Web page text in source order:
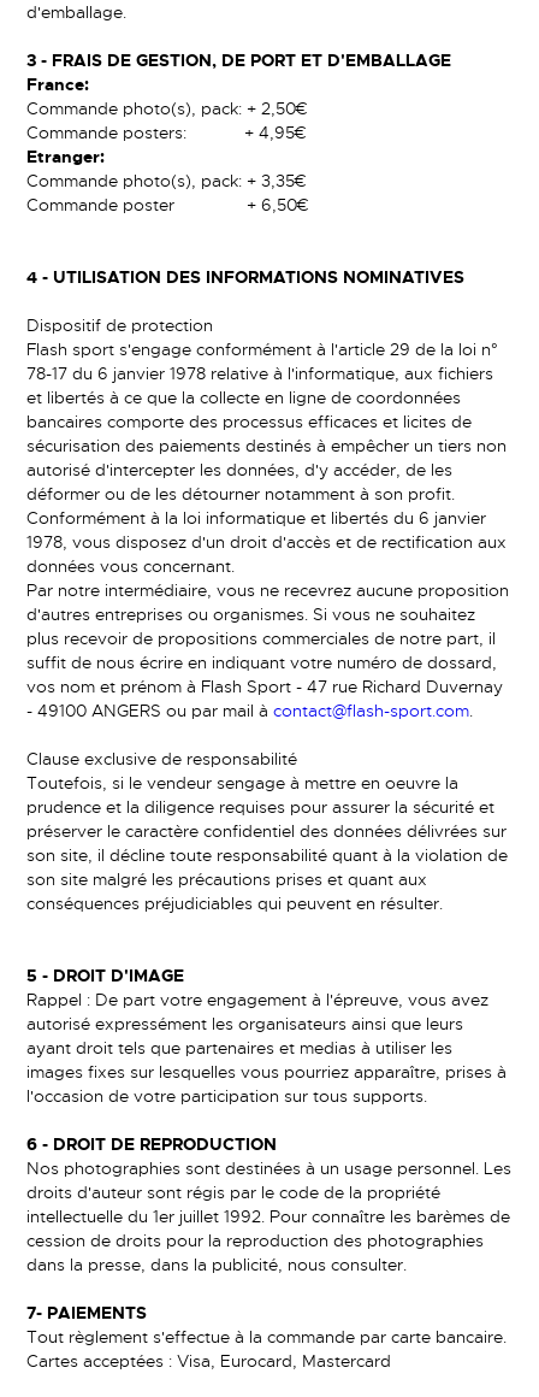
d'emballage.
3 - FRAIS DE GESTION, DE PORT ET D'EMBALLAGE
France:
Commande photo(s), pack: + 2,50€
Commande posters: + 4,95€
Etranger:
Commande photo(s), pack: + 3,35€
Commande poster + 6,50€
4 - UTILISATION DES INFORMATIONS NOMINATIVES
Dispositif de protection
Flash sport s'engage conformément à l'article 29 de la loi n°
78-17 du 6 janvier 1978 relative à l'informatique, aux fichiers
et libertés à ce que la collecte en ligne de coordonnées
bancaires comporte des processus efficaces et licites de
sécurisation des paiements destinés à empêcher un tiers non
autorisé d'intercepter les données, d'y accéder, de les
déformer ou de les détourner notamment à son profit.
Conformément à la loi informatique et libertés du 6 janvier
1978, vous disposez d'un droit d'accès et de rectification aux
données vous concernant.
Par notre intermédiaire, vous ne recevrez aucune proposition
d'autres entreprises ou organismes. Si vous ne souhaitez
plus recevoir de propositions commerciales de notre part, il
suffit de nous écrire en indiquant votre numéro de dossard,
vos nom et prénom à Flash Sport - 47 rue Richard Duvernay
- 49100 ANGERS ou par mail àcontact@flash-sport.com.
Clause exclusive de responsabilité
Toutefois, si le vendeur sengage à mettre en oeuvre la
prudence et la diligence requises pour assurer la sécurité et
préserver le caractère confidentiel des données délivrées sur
son site, il décline toute responsabilité quant à la violation de
son site malgré les précautions prises et quant aux
conséquences préjudiciables qui peuvent en résulter.
5 - DROIT D'IMAGE
Rappel : De part votre engagement à l'épreuve, vous avez
autorisé expressément les organisateurs ainsi que leurs
ayant droit tels que partenaires et medias à utiliser les
images fixes sur lesquelles vous pourriez apparaître, prises à
l'occasion de votre participation sur tous supports.
6 - DROIT DE REPRODUCTION
Nos photographies sont destinées à un usage personnel. Les
droits d'auteur sont régis par le code de la propriété
intellectuelle du 1er juillet 1992. Pour connaître les barèmes de
cession de droits pour la reproduction des photographies
dans la presse, dans la publicité, nous consulter.
7- PAIEMENTS
Tout règlement s'effectue à la commande par carte bancaire.
Cartes acceptées : Visa, Eurocard, Mastercard